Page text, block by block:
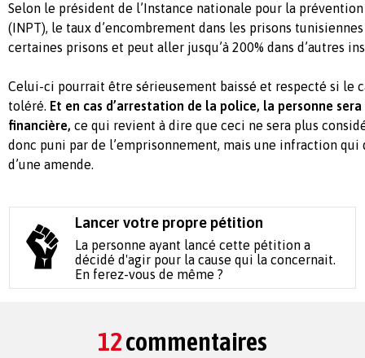
Selon le président de l’Instance nationale pour la
(INPT), le taux d’encombrement dans les prisons
certaines prisons et peut aller jusqu’à 200% dans d’autres
Celui-ci pourrait être sérieusement baissé et respecté si le
toléré. Et en cas d’arrestation de la police, la personne
financière, ce qui revient à dire que ceci ne sera plus
donc puni par de l’emprisonnement, mais une infraction
d’une amende.
Lancer votre propre pétition
La personne ayant lancé cette pétition a
décidé d'agir pour la cause qui la concernait.
En ferez-vous de même ?
12commentaires